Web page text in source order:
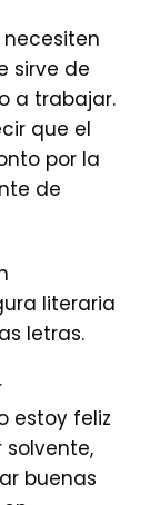
necesiten
sirve de
a trabajar.
que el
por la
de
literaria
letras.
estoy feliz
buenas